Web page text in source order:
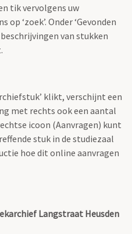
tik vervolgens uw
‘zoek’. Onder ‘Gevonden
van stukken
klikt, verschijnt een
met rechts ook een aantal
icoon (Aanvragen) kunt
stuk in de studiezaal
hoe dit online aanvragen
Langstraat Heusden